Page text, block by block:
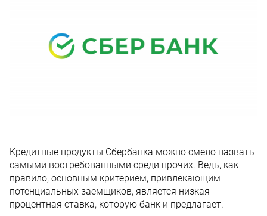
Кредитные продукты Сбербанка можно смело назвать
самыми востребованными среди прочих. Ведь, как
правило, основным критерием, привлекающим
потенциальных заемщиков, является низкая
процентная ставка, которую банк и предлагает.